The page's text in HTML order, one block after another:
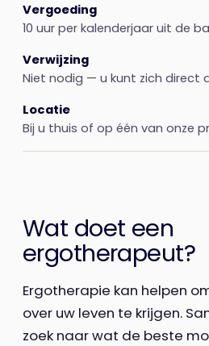
Vergoeding
10 uur per kalenderjaar uit de
Verwijzing
Niet nodig — u kunt zich direct
Locatie
Bij u thuis of op één van onze
Wat doet een
ergotherapeut?
Ergotherapie kan helpen
over uw leven te krijgen.
zoek naar wat de beste